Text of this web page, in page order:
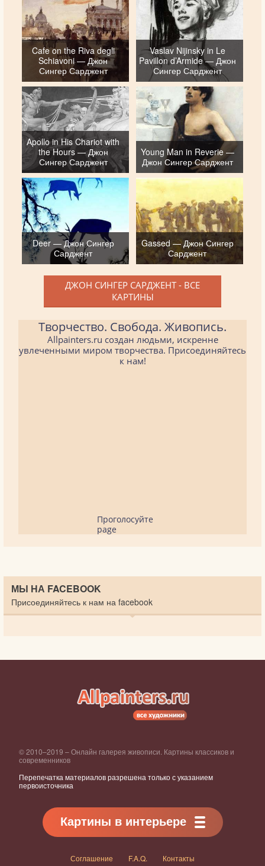
Cafe on the Riva degli
Schiavoni — Джон
Сингер Сарджент
Vaslav Nijinsky in Le
Pavillon d’Armide — Джон
Сингер Сарджент
Apollo in His Chariot with
the Hours — Джон
Сингер Сарджент
Young Man in Reverie —
Джон Сингер Сарджент
Deer — Джон Сингер
Сарджент
Gassed — Джон Сингер
Сарджент
ДЖОН СИНГЕР САРДЖЕНТ - ВСЕ
КАРТИНЫ
Творчество. Свобода. Живопись.
Allpainters.ru создан людьми, искренне
увлеченными миром творчества. Присоединяйтесь
к нам!
Проголосуйте
page
МЫ НА FACEBOOK
Присоединяйтесь к нам на facebook
© 2010–2019 – Онлайн галерея живописи. Картины классиков и
современников
Перепечатка материалов разрешена только с указанием
первоисточника
Картины в интерьере
Соглашение F.A.Q. Контакты